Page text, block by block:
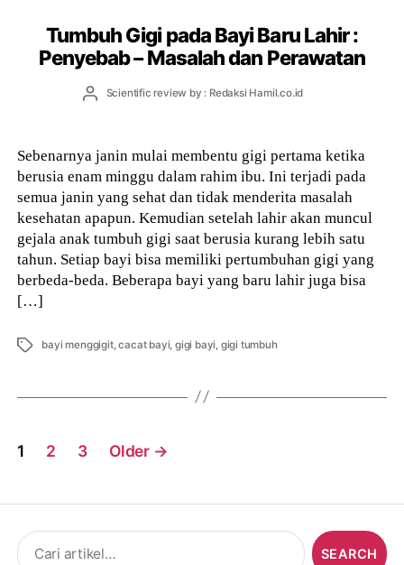
Tumbuh Gigi pada Bayi Baru Lahir :
Penyebab – Masalah dan Perawatan
PostScientific review by : Redaksi Hamil.co.id
Sebenarnya janin mulai membentu gigi pertama ketika
berusia enam minggu dalam rahim ibu. Ini terjadi pada
semua janin yang sehat dan tidak menderita masalah
kesehatan apapun. Kemudian setelah lahir akan muncul
gejala anak tumbuh gigi saat berusia kurang lebih satu
tahun. Setiap bayi bisa memiliki pertumbuhan gigi yang
berbeda-beda. Beberapa bayi yang baru lahir juga bisa
[…]
Tags bayi menggigit,cacat bayi, gigi bayi, gigi tumbuh
Posts
navigation
1 2 3 Older →
Search
for: